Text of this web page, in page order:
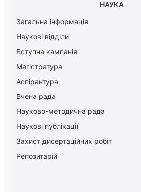
НАУКА
Загальна інформація
Наукові відділи
Вступна кампанія
Магістратура
Аспірантура
Вчена рада
Науково-методична рада
Наукові публікації
Захист дисертаційних робіт
Репозитарій